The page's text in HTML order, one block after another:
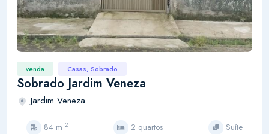
venda Casas, Sobrado
Sobrado Jardim Veneza
Jardim Veneza
84 m 2 2 quartos Suíte